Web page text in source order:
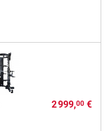
2 999,00€